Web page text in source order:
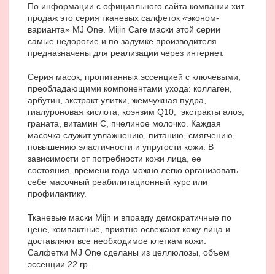
По информации с официального сайта компании хит
продаж это серия тканевых салфеток «эконом-
варианта» MJ One. Mijin Care маски этой серии
самые недорогие и по задумке производителя
предназначены для реализации через интернет.
Серия масок, пропитанных эссенцией с ключевыми,
преобладающими компонентами ухода: коллаген,
арбутин, экстракт улитки, жемчужная пудра,
гиалуроновая кислота, коэнзим Q10, экстракты алоэ,
граната, витамин С, пчелиное молочко. Каждая
масочка служит увлажнению, питанию, смягчению,
повышению эластичности и упругости кожи. В
зависимости от потребности кожи лица, ее
состояния, времени года можно легко организовать
себе масочный реабилитационный курс или
профилактику.
Тканевые маски Mijn и вправду демократичные по
цене, компактные, приятно освежают кожу лица и
доставляют все необходимое клеткам кожи.
Салфетки MJ One сделаны из целлюлозы, объем
эссенции 22 гр.